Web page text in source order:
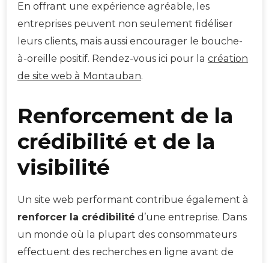
En offrant une expérience agréable, les
entreprises peuvent non seulement fidéliser
leurs clients, mais aussi encourager le bouche-
à-oreille positif. Rendez-vous ici pour la création
de site web à Montauban.
Renforcement de la
crédibilité et de la
visibilité
Un site web performant contribue également à
renforcer la crédibilité d’une entreprise. Dans
un monde où la plupart des consommateurs
effectuent des recherches en ligne avant de